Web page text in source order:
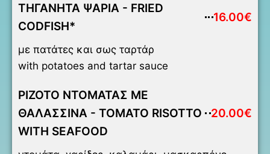
ΤΗΓΑΝΗΤΑ ΨΑΡΙΑ - FRIED
CODFISH*
16.00€
με πατάτες και σως ταρτάρ
with potatoes and tartar sauce
ΡΙΖΟΤΟ ΝΤΟΜΑΤΑΣ ΜΕ
ΘΑΛΑΣΣΙΝΑ - TOMATO RISOTTO
WITH SEAFOOD
20.00€